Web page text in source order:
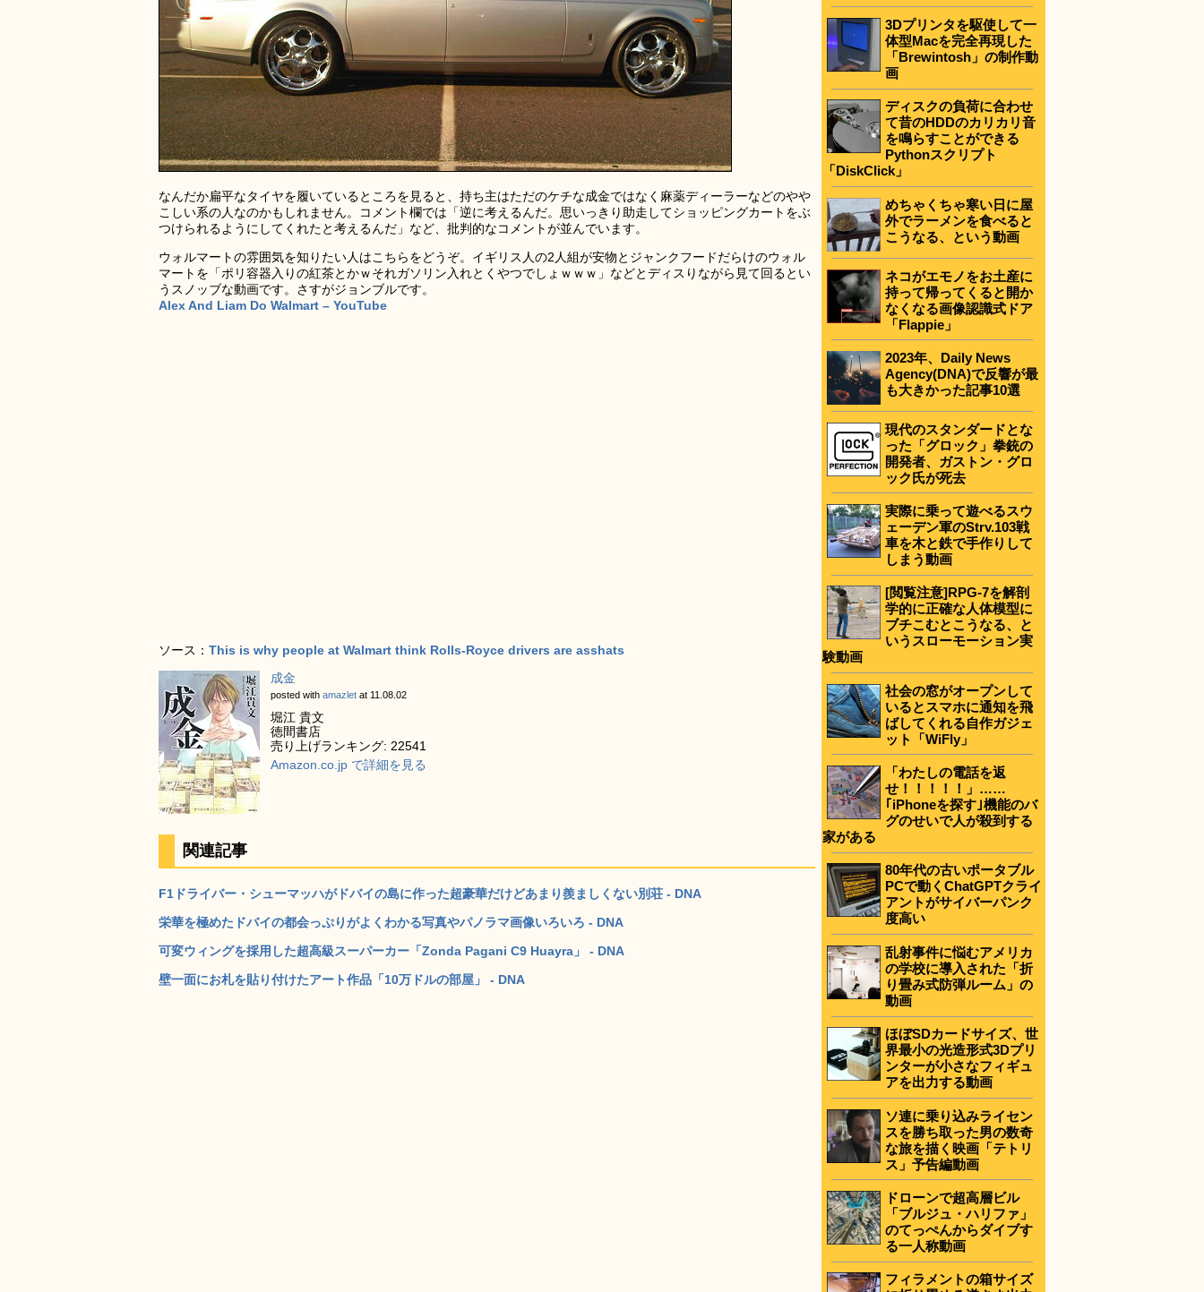
なんだか扁平なタイヤを履いているところを見ると、持ち主はただのケチな成金ではなく麻薬ディーラーなどのやや
こしい系の人なのかもしれません。コメント欄では「逆に考えるんだ。思いっきり助走してショッピングカートをぶ
つけられるようにしてくれたと考えるんだ」など、批判的なコメントが並んでいます。
ウォルマートの雰囲気を知りたい人はこちらをどうぞ。イギリス人の2人組が安物とジャンクフードだらけのウォル
マートを「ポリ容器入りの紅茶とかｗそれガソリン入れとくやつでしょｗｗｗ」などとディスりながら見て回るとい
うスノッブな動画です。さすがジョンブルです。
‪Alex And Liam Do Walmart‬‏ – YouTube
ソース： This is why people at Walmart think Rolls-Royce drivers are asshats
成金
posted with amazlet at 11.08.02
堀江 貴文
徳間書店
売り上げランキング: 22541
Amazon.co.jp で詳細を見る
関連記事
F1ドライバー・シューマッハがドバイの島に作った超豪華だけどあまり羨ましくない別荘 - DNA
栄華を極めたドバイの都会っぷりがよくわかる写真やパノラマ画像いろいろ - DNA
可変ウィングを採用した超高級スーパーカー「Zonda Pagani C9 Huayra」 - DNA
壁一面にお札を貼り付けたアート作品「10万ドルの部屋」 - DNA
3Dプリンタを駆使して一
体型Macを完全再現した
「Brewintosh」の制作動
画
ディスクの負荷に合わせ
て昔のHDDのカリカリ音
を鳴らすことができる
Pythonスクリプト
「DiskClick」
めちゃくちゃ寒い日に屋
外でラーメンを食べると
こうなる、という動画
ネコがエモノをお土産に
持って帰ってくると開か
なくなる画像認識式ドア
「Flappie」
2023年、Daily News
Agency(DNA)で反響が最
も大きかった記事10選
現代のスタンダードとな
った「グロック」拳銃の
開発者、ガストン・グロ
ック氏が死去
実際に乗って遊べるスウ
ェーデン軍のStrv.103戦
車を木と鉄で手作りして
しまう動画
[閲覧注意]RPG-7を解剖
学的に正確な人体模型に
ブチこむとこうなる、と
いうスローモーション実
験動画
社会の窓がオープンして
いるとスマホに通知を飛
ばしてくれる自作ガジェ
ット「WiFly」
「わたしの電話を返
せ！！！！！」……
｢iPhoneを探す｣機能のバ
グのせいで人が殺到する
家がある
80年代の古いポータブル
PCで動くChatGPTクライ
アントがサイバーパンク
度高い
乱射事件に悩むアメリカ
の学校に導入された「折
り畳み式防弾ルーム」の
動画
ほぼSDカードサイズ、世
界最小の光造形式3Dプリ
ンターが小さなフィギュ
アを出力する動画
ソ連に乗り込みライセン
スを勝ち取った男の数奇
な旅を描く映画「テトリ
ス」予告編動画
ドローンで超高層ビル
「ブルジュ・ハリファ」
のてっぺんからダイブす
る一人称動画
フィラメントの箱サイズ